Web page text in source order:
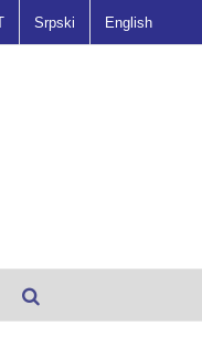
Srpski English